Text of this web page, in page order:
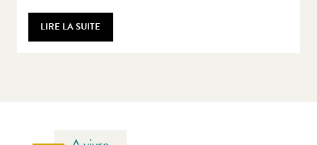
LIRE LA SUITE